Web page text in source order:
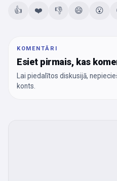
👍 ❤️ 👎 😄 😮
KOMENTĀRI
Esiet pirmais, kas
Lai piedalītos diskusijā,
konts.